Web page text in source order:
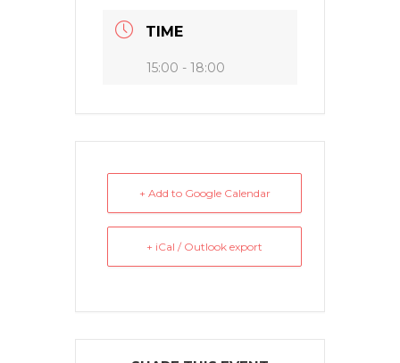
TIME
15:00 - 18:00
+ Add to Google Calendar
+ iCal / Outlook export